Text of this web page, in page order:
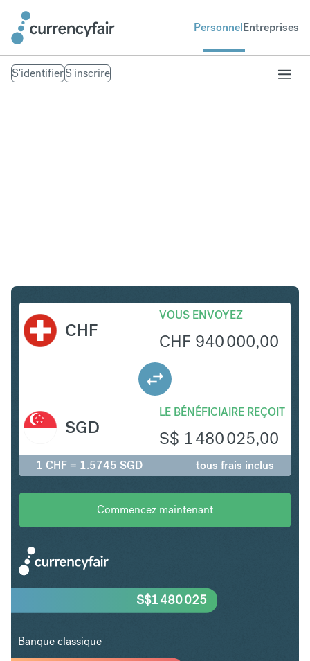
PersonnelEntreprises
S'identifierS'inscrire
CHF
VOUS ENVOYEZ
CHF 940 000,00
LE BÉNÉFICIAIRE REÇOIT
S$ 1 480 025,00
SGD
1 CHF = 1.5745 SGD tous frais inclus
Commencez maintenant
S$1 480 025
Banque classique